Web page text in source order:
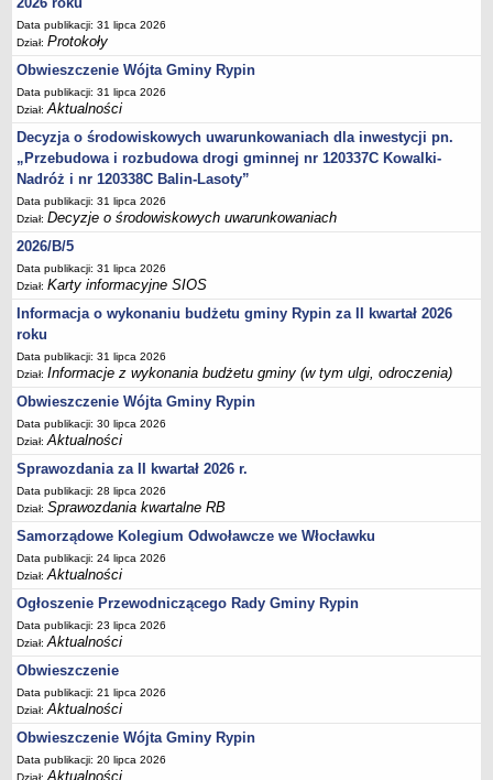
Postać dokumentów
Akty Prawne, Dzienniki Ustaw, Monitory Polskie
Prawo miejscowe
Zarządzenia
Studium uwarunkowań i kierunków zagospodarowania
przestrzennego
Dane przestrzenne - MPZP
Stałe obwody głosowania, numery, granice oraz siedziby
obwodowych komisji wyborczych, opis granic okręgów wyborczych
Plan ogólny gminy Rypin
FINANSE GMINY
Budżet
Zmiany budżetu
Wieloletnia Prognoza Finansowa
Majątek gminy
Majątek jednostek organizacyjnych
Dług publiczny
Realizacja inwestycji
Sprawozdania z wykonania budżetu
Sprawozdania kwartalne RB
Sprawozdania finansowe
Informacje z wykonania budżetu gminy (w tym ulgi, odroczenia)
Interpretacje indywidualne
SPRAWY DO ZAŁATWIENIA
BUDOWA PRZYDOMOWYCH OCZYSZCZALNI ŚCIEKÓW -
DOFINANSOWANIE
Preferencyjny zakup węgla
Wykaz spraw
Data publikacji: 31 lipca 2026
Dział:Protokoły
Obwieszczenie Wójta Gminy Rypin
Data publikacji: 31 lipca 2026
Dział:Aktualności
Decyzja o środowiskowych uwarunkowaniach dla inwestycji pn.
„Przebudowa i rozbudowa drogi gminnej nr 120337C Kowalki-
Nadróż i nr 120338C Balin-Lasoty”
Data publikacji: 31 lipca 2026
Dział:Decyzje o środowiskowych uwarunkowaniach
2026/B/5
Data publikacji: 31 lipca 2026
Dział:Karty informacyjne SIOS
Informacja o wykonaniu budżetu gminy Rypin za II kwartał 2026
roku
Data publikacji: 31 lipca 2026
Dział:Informacje z wykonania budżetu gminy (w tym ulgi, odroczenia)
Obwieszczenie Wójta Gminy Rypin
Data publikacji: 30 lipca 2026
Dział:Aktualności
Sprawozdania za II kwartał 2026 r.
Data publikacji: 28 lipca 2026
Dział:Sprawozdania kwartalne RB
Samorządowe Kolegium Odwoławcze we Włocławku
Data publikacji: 24 lipca 2026
Dział:Aktualności
Ogłoszenie Przewodniczącego Rady Gminy Rypin
Data publikacji: 23 lipca 2026
Dział:Aktualności
Obwieszczenie
Data publikacji: 21 lipca 2026
Dział:Aktualności
Obwieszczenie Wójta Gminy Rypin
Data publikacji: 20 lipca 2026
Dział:Aktualności